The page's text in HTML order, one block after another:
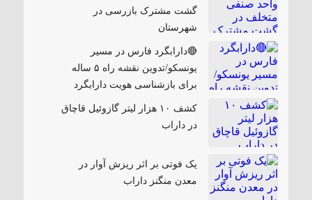
گشت مشترک بازرسی در
شهرستان
🔴دارابگرد فارس در مسیر
یونسکو/تدوین نقشه راه ۵ ساله
برای بازشناسی هویت دارابگرد
کشف ۱۰ هزار لیتر گازوئیل قاچاق
در داراب
یک فوتی بر اثر ریزش آوار در
معدن منگنز داراب